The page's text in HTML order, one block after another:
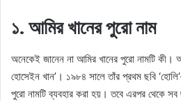
১. আমির খানের পুরো নাম
অনেকেই জানেন না আমির খানের পুরো নামটি কী।
হোসেইন খান’। ১৯৮৪ সালে তাঁর প্রথম ছবি
পুরো নামটি ব্যবহার করা হয়। তবে এরপর থেকে